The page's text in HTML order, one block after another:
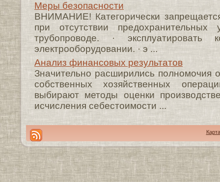
Меры безопасности
ВНИМАНИЕ! Категорически
при отсутствии
трубопроводе. · эксплуатировать
электрооборудовании. · э ...
Анализ финансовых результатов
Значительно расширились полномочия
собственных хозяйственных
выбирают методы оценки
исчисления себестоимости ...